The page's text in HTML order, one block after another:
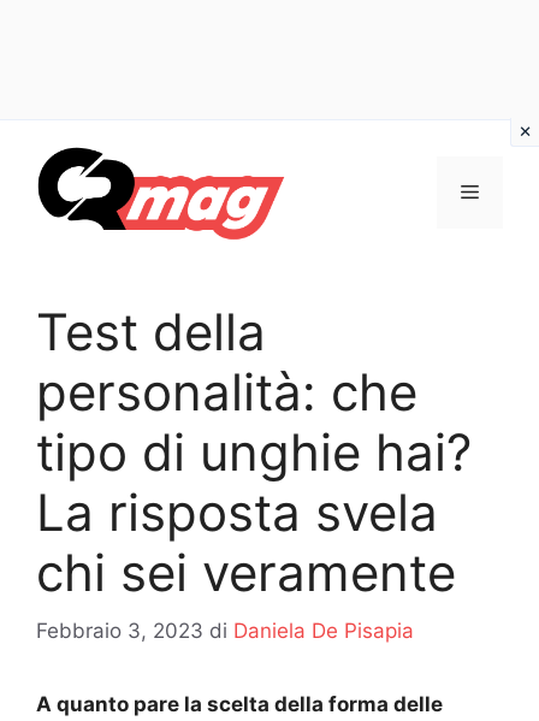
contenuto
Menu
Test della
personalità: che
tipo di unghie hai?
La risposta svela
chi sei veramente
Febbraio 3, 2023 di Daniela De Pisapia
A quanto pare la scelta della forma delle